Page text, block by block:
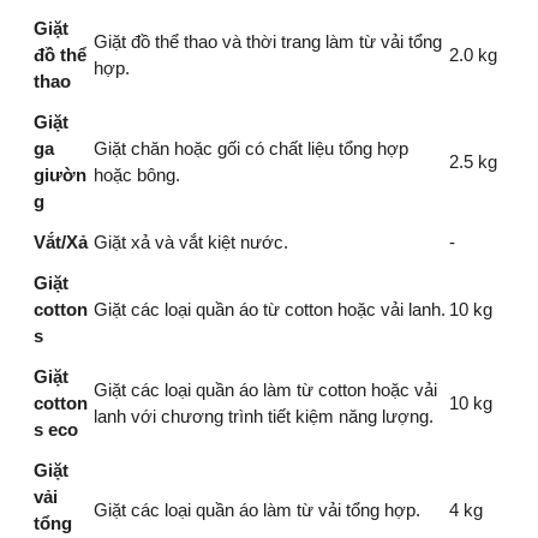
Giặt
đồ thể
thao
Giặt đồ thể thao và thời trang làm từ vải tổng
hợp.
2.0 kg
Giặt
ga
giườn
g
Giặt chăn hoặc gối có chất liệu tổng hợp
hoặc bông.
2.5 kg
Vắt/Xả Giặt xả và vắt kiệt nước.
-
Giặt
cotton
s
Giặt các loại quần áo từ cotton hoặc vải lanh. 10 kg
Giặt
cotton
s eco
Giặt các loại quần áo làm từ cotton hoặc vải
lanh với chương trình tiết kiệm năng lượng.
10 kg
Giặt
vải
tổng
Giặt các loại quần áo làm từ vải tổng hợp. 4 kg